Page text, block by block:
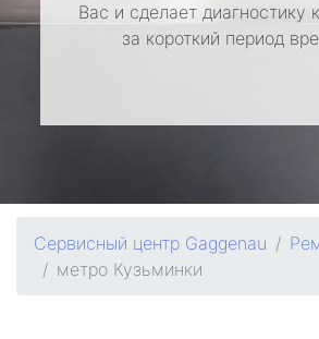
Вас и сделает диагностику
за короткий период
Сервисный центр Gaggenau
метро Кузьминки